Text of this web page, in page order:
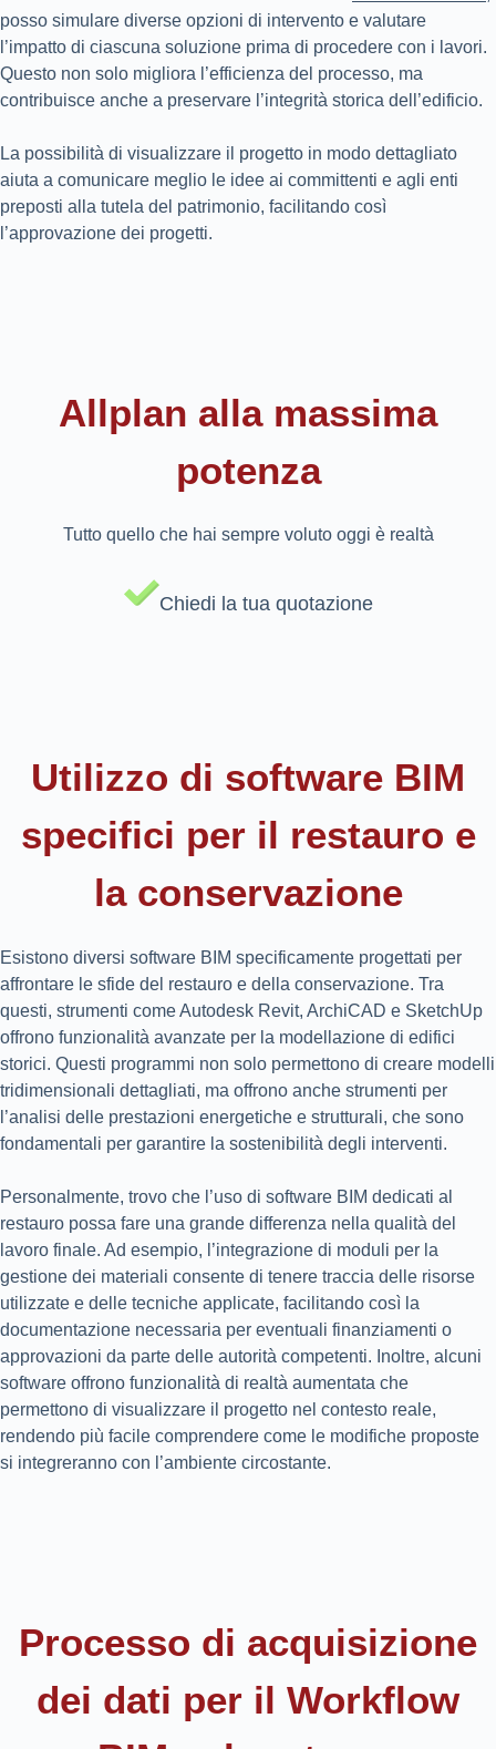
posso simulare diverse opzioni di intervento e valutare
l’impatto di ciascuna soluzione prima di procedere con i lavori.
Questo non solo migliora l’efficienza del processo, ma
contribuisce anche a preservare l’integrità storica dell’edificio.
La possibilità di visualizzare il progetto in modo dettagliato
aiuta a comunicare meglio le idee ai committenti e agli enti
preposti alla tutela del patrimonio, facilitando così
l’approvazione dei progetti.
Allplan alla massima
potenza
Tutto quello che hai sempre voluto oggi è realtà
Chiedi la tua quotazione
Utilizzo di software BIM
specifici per il restauro e
la conservazione
Esistono diversi software BIM specificamente progettati per
affrontare le sfide del restauro e della conservazione. Tra
questi, strumenti come Autodesk Revit, ArchiCAD e SketchUp
offrono funzionalità avanzate per la modellazione di edifici
storici. Questi programmi non solo permettono di creare modelli
tridimensionali dettagliati, ma offrono anche strumenti per
l’analisi delle prestazioni energetiche e strutturali, che sono
fondamentali per garantire la sostenibilità degli interventi.
Personalmente, trovo che l’uso di software BIM dedicati al
restauro possa fare una grande differenza nella qualità del
lavoro finale. Ad esempio, l’integrazione di moduli per la
gestione dei materiali consente di tenere traccia delle risorse
utilizzate e delle tecniche applicate, facilitando così la
documentazione necessaria per eventuali finanziamenti o
approvazioni da parte delle autorità competenti. Inoltre, alcuni
software offrono funzionalità di realtà aumentata che
permettono di visualizzare il progetto nel contesto reale,
rendendo più facile comprendere come le modifiche proposte
si integreranno con l’ambiente circostante.
Processo di acquisizione
dei dati per il Workflow